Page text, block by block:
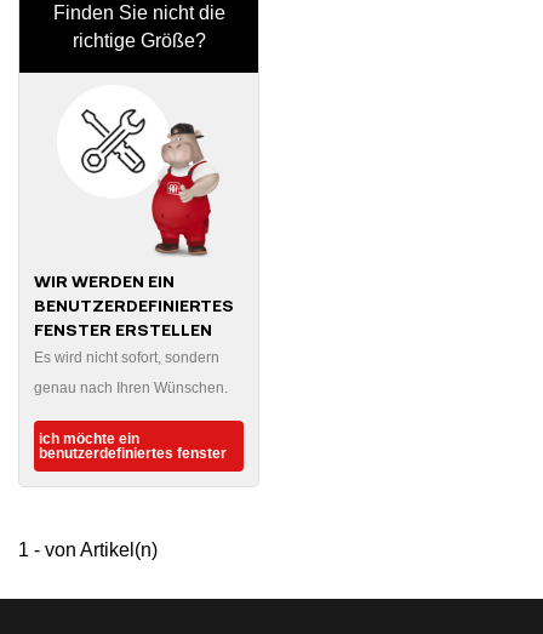
Finden Sie nicht die
richtige Größe?
WIR WERDEN EIN
BENUTZERDEFINIERTES
FENSTER ERSTELLEN
Es wird nicht sofort, sondern
genau nach Ihren Wünschen.
ich möchte ein
benutzerdefiniertes fenster
1 - von Artikel(n)